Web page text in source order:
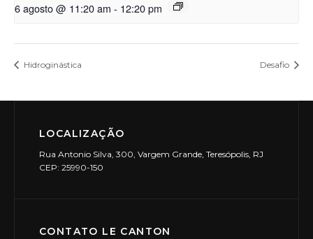
6 agosto @ 11:20 am - 12:20 pm
Hidroginástica Desafio
LOCALIZAÇÃO
Rua Antonio Silva, 300, Vargem Grande, Teresópolis, RJ
CEP: 25990-150
CONTATO LE CANTON